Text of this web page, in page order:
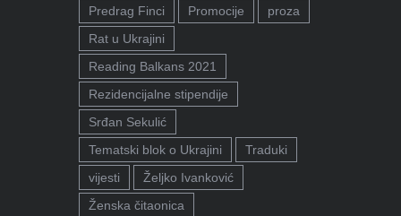
Predrag Finci
Promocije
proza
Rat u Ukrajini
Reading Balkans 2021
Rezidencijalne stipendije
Srđan Sekulić
Tematski blok o Ukrajini
Traduki
vijesti
Željko Ivanković
Ženska čitaonica